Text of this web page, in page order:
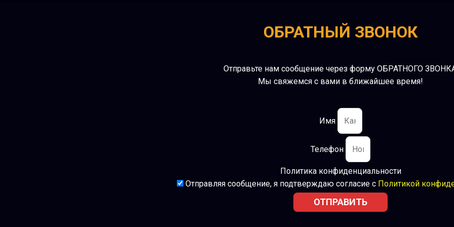
ОБРАТНЫЙ ЗВОНОК
Отправьте нам сообщение через форму ОБРАТНОГО
Мы свяжемся с вами в ближайшее время!
Имя
Телефон
Политика конфиденциальности
Отправляя сообщение, я подтверждаю согласие с Политикой
ОТПРАВИТЬ